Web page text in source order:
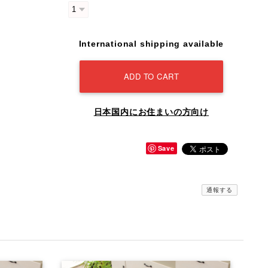
International shipping available
ADD TO CART
日本国内にお住まいの方向け
Save
通報する